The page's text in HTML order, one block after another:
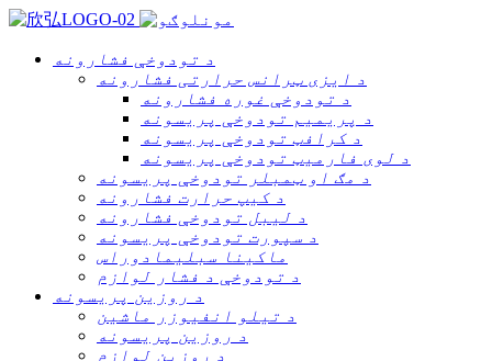
د تودوخې فشارونه
د ایزی ټرانس حرارتی فشارونه
د تودوخې غوره فشارونه
د پریمیم تودوخې پریسونه
د کرافټ تودوخې پریسونه
د لوی فارمیټ تودوخې پریسونه
د مګ او ټمبلر تودوخې پریسونه
د کیپ حرارت فشارونه
د لیبل تودوخې فشارونه
د سپورت تودوخې پریسونه
ماکینا سبلیمادوراس
د تودوخې د فشار لوازم
د روزین پریسونه
د تیلو انفیوزر ماشین
د روزین پریسونه
د روزین لوازم